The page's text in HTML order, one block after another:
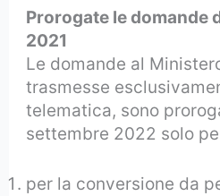
Prorogate le domande
2021
Le domande al
trasmesse
telematica, sono
settembre 2022 solo
per la conversione da